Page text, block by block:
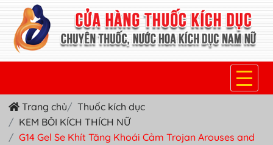
TRANG CHỦ
THUỐC KÍCH DỤC NỮ
Trang chủ
Thuốc kích dục
KEM BÔI KÍCH THÍCH NỮ
G14 Gel Se Khít Tăng Khoái Cảm Trojan Arouses and